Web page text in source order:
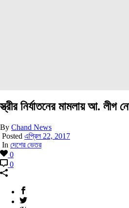
স্ত্রীর নির্যাতনের মামলায় আ. লীগ
By Chand News
Posted এপ্রিল 22, 2017
In দেশের ভেতর
0
0